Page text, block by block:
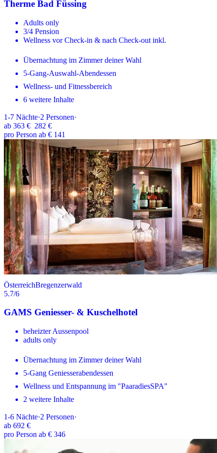
Therme Bad Füssing
Adults only
3/4 Pension
Wellness vor Check-in & nach Check-out inkl.
Übernachtung im Zimmer deiner Wahl
5-Gang-Auswahl-Abendessen
Wellness- und Fitnessbereich
6 weitere Inhalte
1-7 Nächte·2 Personen·
ab 363 € 282 €
pro Person ab € 141
ÖsterreichBregenzerwald
5.7/6
GAMS Geniesser- & Kuschelhotel
beheizter Aussenpool
adults only
Übernachtung im Zimmer deiner Wahl
5-Gang Geniesserabendessen
Wellness und Entspannung im "PaaradiesSPA"
2 weitere Inhalte
1-6 Nächte·2 Personen·
ab 692 €
pro Person ab € 346